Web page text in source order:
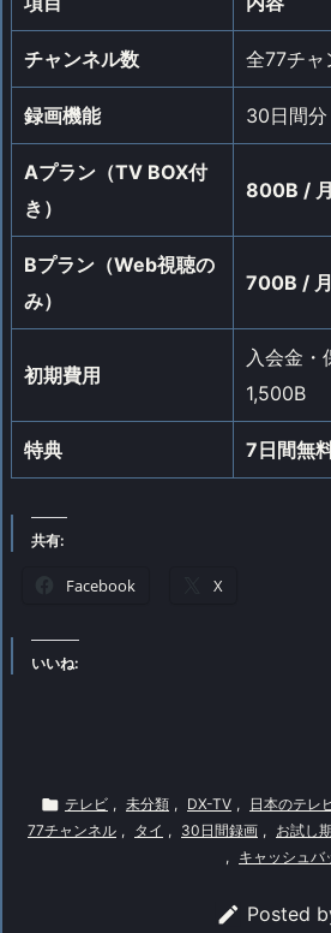
チャンネル数 全77チャ
録画機能 30日間分
Aプラン（TV BOX付
き）
800B / 月
Bプラン（Web視聴の
み）
700B / 月
初期費用
入会金
1,500B
特典 7日間無
共有:
Facebook X
いいね:
 テレビ , 未分類 , DX-TV , 日本のテレ
77チャンネル , タイ , 30日間録画 , お試し
, キャッシュバ
 Posted